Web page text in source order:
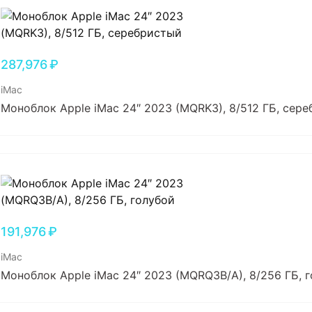
287,976₽
iMac
Моноблок Apple iMac 24″ 2023 (MQRK3), 8/512 ГБ,
191,976₽
iMac
Моноблок Apple iMac 24″ 2023 (MQRQ3B/A), 8/256 ГБ,